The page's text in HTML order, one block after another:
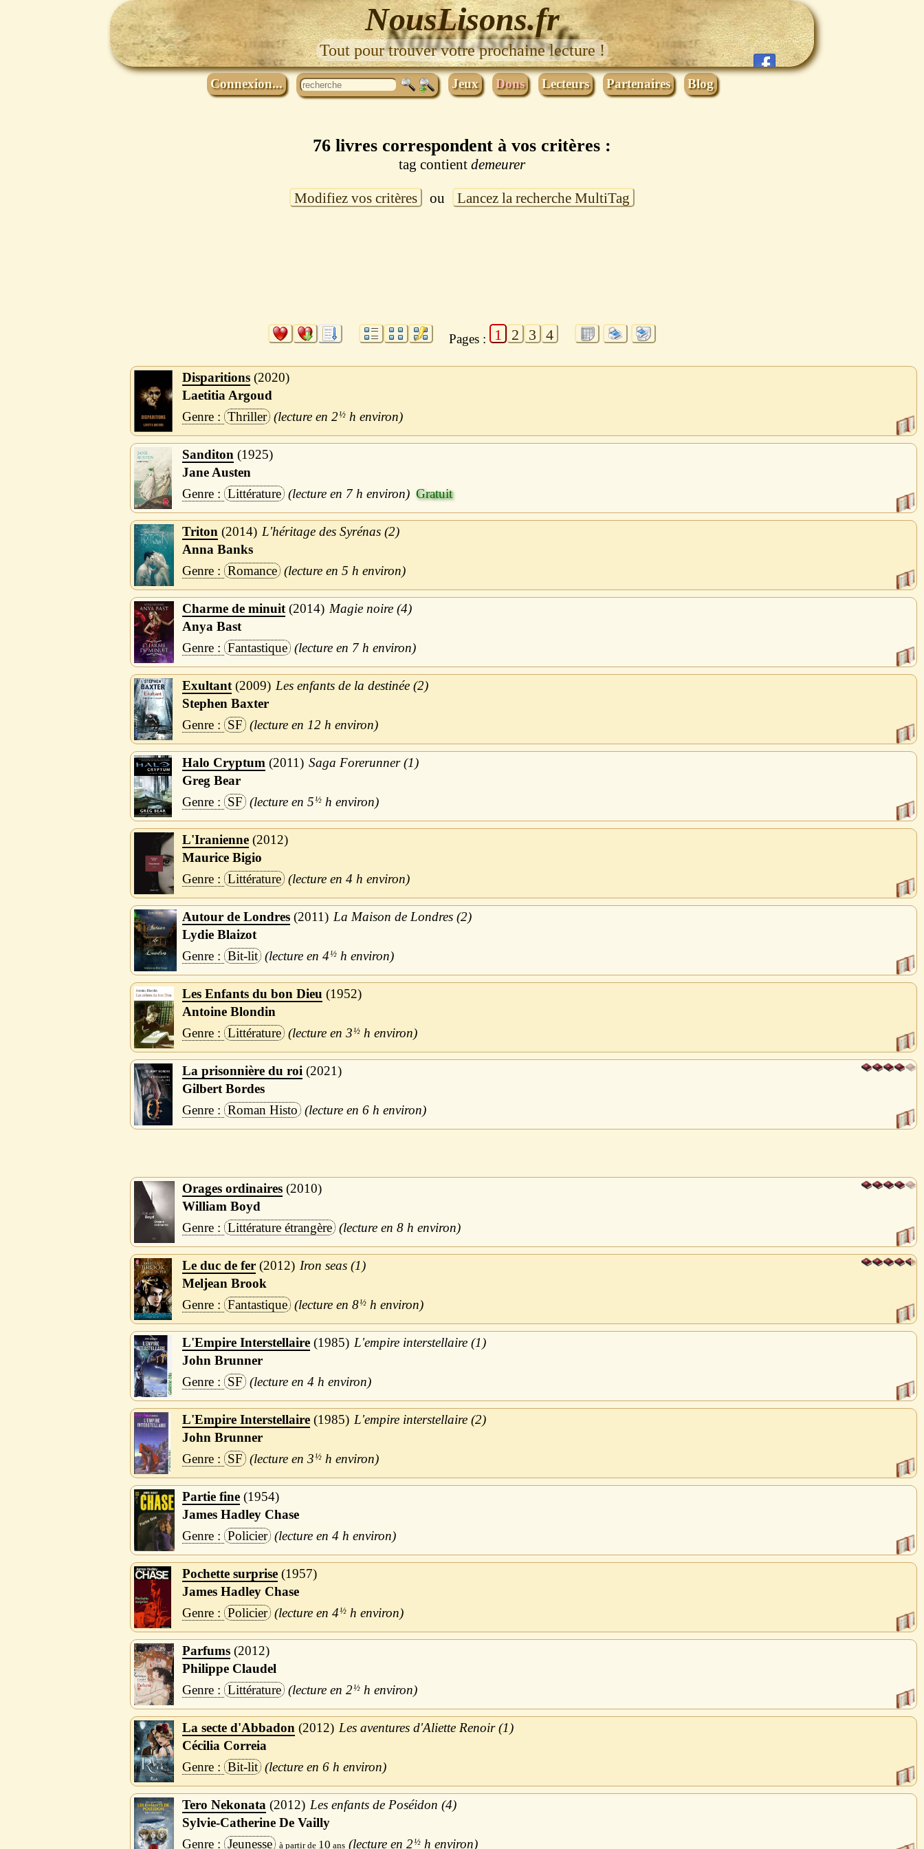
NousLisons.fr
Tout pour trouver votre prochaine lecture !
Connexion... Jeux Dons Lecteurs Partenaires Blog
76 livres correspondent à vos critères :
tag contient demeurer
Modifiez vos critères ou Lancez la recherche MultiTag
Pages : 1 2 3 4
Disparitions 2020
Laetitia Argoud
Thriller
2½h
Sanditon 1925
Jane Austen
Littérature
7 h
Triton 2014
L'héritage des Syrénas (2)
Anna Banks
Romance
5 h
Charme de minuit 2014
Magie noire (4)
Anya Bast
Fantastique
7 h
Exultant 2009
Les enfants de la destinée (2)
Stephen Baxter
SF
12 h
Halo Cryptum 2011
Saga Forerunner (1)
Greg Bear
SF
5½h
L'Iranienne 2012
Maurice Bigio
Littérature
4 h
Autour de Londres 2011
La Maison de Londres (2)
Lydie Blaizot
Bit-lit
4½h
Les Enfants du bon Dieu 1952
Antoine Blondin
Littérature
3½h
La prisonnière du roi 2021
Gilbert Bordes
Roman Histo
6 h
Orages ordinaires 2010
William Boyd
Littérature étrangère
8 h
Le duc de fer 2012
Iron seas (1)
Meljean Brook
Fantastique
8½h
L'Empire Interstellaire 1985
L'empire interstellaire (1)
John Brunner
SF
4 h
L'Empire Interstellaire 1985
L'empire interstellaire (2)
John Brunner
SF
3½h
Partie fine 1954
James Hadley Chase
Policier
4 h
Pochette surprise 1957
James Hadley Chase
Policier
4½h
Parfums 2012
Philippe Claudel
Littérature
2½h
La secte d'Abbadon 2012
Les aventures d'Aliette Renoir (1)
Cécilia Correia
Bit-lit
6 h
Tero Nekonata 2012
Les enfants de Poséidon (4)
Sylvie-Catherine De Vailly
Jeunesse
10 2½h